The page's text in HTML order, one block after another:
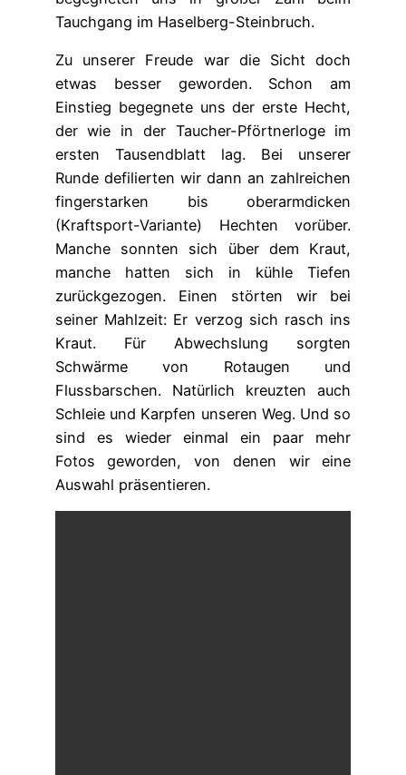
Tauchgang im Haselberg-Steinbruch.
Zu unserer Freude war die Sicht doch
etwas besser geworden. Schon am
Einstieg begegnete uns der erste Hecht,
der wie in der Taucher-Pförtnerloge im
ersten Tausendblatt lag. Bei unserer
Runde defilierten wir dann an zahlreichen
fingerstarken bis oberarmdicken
(Kraftsport-Variante) Hechten vorüber.
Manche sonnten sich über dem Kraut,
manche hatten sich in kühle Tiefen
zurückgezogen. Einen störten wir bei
seiner Mahlzeit: Er verzog sich rasch ins
Kraut. Für Abwechslung sorgten
Schwärme von Rotaugen und
Flussbarschen. Natürlich kreuzten auch
Schleie und Karpfen unseren Weg. Und so
sind es wieder einmal ein paar mehr
Fotos geworden, von denen wir eine
Auswahl präsentieren.